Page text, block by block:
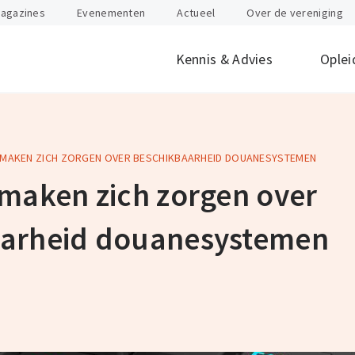
Kennis & Advies
Internationaal
ondernemen
Juridisch
Btw Douane
Gevaarlijke stoffen Heftruck &
Logistiek Management Wegtransport
Evenementen Actueel Over de vereniging
ZICH ZORGEN OVER BESCHIKBAARHEID DOUANESYSTEMEN
zich zorgen over
douanesystemen